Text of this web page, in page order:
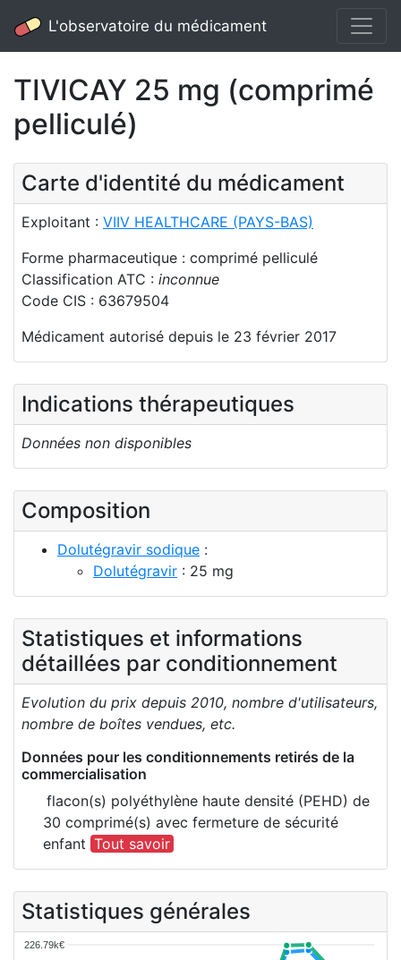
L'observatoire du médicament
TIVICAY 25 mg (comprimé
pelliculé)
Carte d'identité du médicament
Exploitant : VIIV HEALTHCARE (PAYS-BAS)
Forme pharmaceutique : comprimé pelliculé
Classification ATC : inconnue
Code CIS : 63679504
Médicament autorisé depuis le 23 février 2017
Indications thérapeutiques
Données non disponibles
Composition
Dolutégravir sodique :
Dolutégravir : 25 mg
Statistiques et informations
détaillées par conditionnement
Evolution du prix depuis 2010, nombre d'utilisateurs,
nombre de boîtes vendues, etc.
Données pour les conditionnements retirés de la
commercialisation
flacon(s) polyéthylène haute densité (PEHD) de
30 comprimé(s) avec fermeture de sécurité
enfant Tout savoir
Statistiques générales
226.79k€